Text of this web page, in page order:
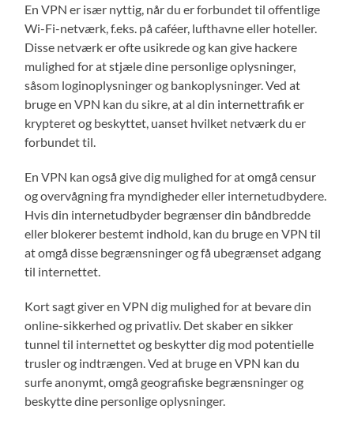
En VPN er især nyttig, når du er forbundet til offentlige
Wi-Fi-netværk, f.eks. på caféer, lufthavne eller hoteller.
Disse netværk er ofte usikrede og kan give hackere
mulighed for at stjæle dine personlige oplysninger,
såsom loginoplysninger og bankoplysninger. Ved at
bruge en VPN kan du sikre, at al din internettrafik er
krypteret og beskyttet, uanset hvilket netværk du er
forbundet til.
En VPN kan også give dig mulighed for at omgå censur
og overvågning fra myndigheder eller internetudbydere.
Hvis din internetudbyder begrænser din båndbredde
eller blokerer bestemt indhold, kan du bruge en VPN til
at omgå disse begrænsninger og få ubegrænset adgang
til internettet.
Kort sagt giver en VPN dig mulighed for at bevare din
online-sikkerhed og privatliv. Det skaber en sikker
tunnel til internettet og beskytter dig mod potentielle
trusler og indtrængen. Ved at bruge en VPN kan du
surfe anonymt, omgå geografiske begrænsninger og
beskytte dine personlige oplysninger.